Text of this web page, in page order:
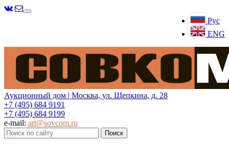
Рус
ENG
Меню
Аукционный дом | Москва, ул. Щепкина, д. 28
+7 (495) 684 9191
+7 (495) 684 9199
e-mail: art@sovcom.ru